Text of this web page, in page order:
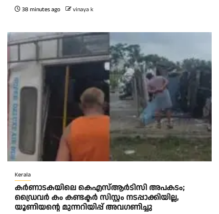
38 minutes ago vinaya k
Kerala
കര്‍ണാടകയിലെ കെഎസ്ആര്‍ടിസി അപകടം;
ഡ്രൈവര്‍ കം കണ്ടക്ടര്‍ സിസ്റ്റം നടപ്പാക്കിയില്ല,
യൂണിയന്റെ മുന്നറിയിപ്പ് അവഗണിച്ചു